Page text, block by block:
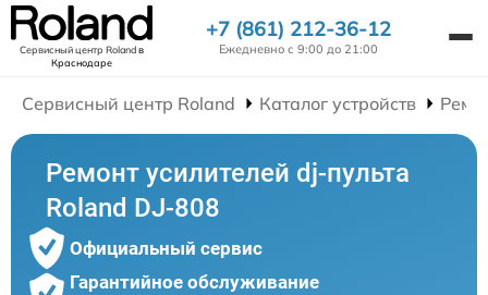
Сервисный центр Rolandв
Краснодаре
+7 (861) 212-36-12
Ежедневно с 9:00 до 21:00
Сервисный центр Roland Каталог устройств
Ремонт усилителей dj-пульта
Roland DJ-808
Официальный сервис
Гарантийное обслуживание